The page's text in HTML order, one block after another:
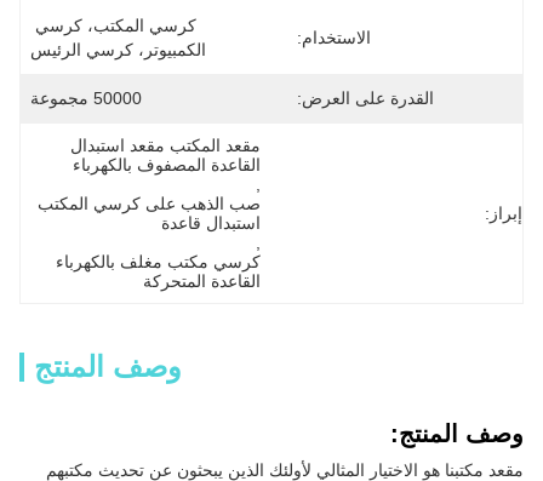
الاستخدام:
الكمبيوتر، كرسي الرئيس
القدرة على العرض: 50000 مجموعة
إبراز:
القاعدة المصفوف بالكهرباء
استبدال قاعدة
القاعدة المتحركة
وصف المنتج
وصف المنتج:
مقعد مكتبنا هو الاختيار المثالي لأولئك الذين يبحثون عن تحديث مكتبهم